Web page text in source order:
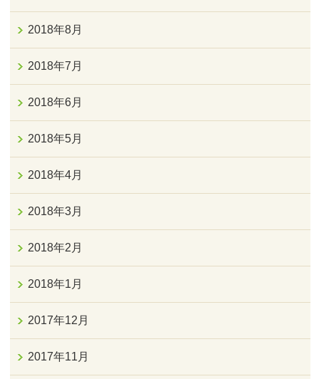
2018年8月
2018年7月
2018年6月
2018年5月
2018年4月
2018年3月
2018年2月
2018年1月
2017年12月
2017年11月